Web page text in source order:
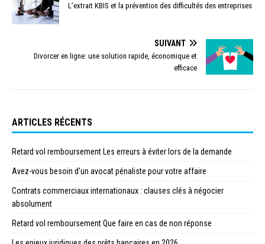
L’extrait KBIS et la prévention des difficultés des entreprises
SUIVANT
Divorcer en ligne: une solution rapide, économique et
efficace
ARTICLES RÉCENTS
Retard vol remboursement Les erreurs à éviter lors de la demande
Avez-vous besoin d’un avocat pénaliste pour votre affaire
Contrats commerciaux internationaux : clauses clés à négocier
absolument
Retard vol remboursement Que faire en cas de non réponse